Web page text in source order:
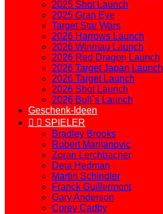
2025 Shot Launch
2025 Gran Eye
Target Star Wars
2026 Harrows Launch
2026 Winmau Launch
2026 Red Dragon Launch
2026 Target Japan Launch
2026 Target Launch
2026 Shot Launch
2026 Bull`s Launch
Geschenk-Ideen
  SPIELER
Bradley Brooks
Robert Marijanovic
Zoran Lerchbacher
Deta Hedman
Martin Schindler
Franck Guillermont
Gary Anderson
Corey Cadby